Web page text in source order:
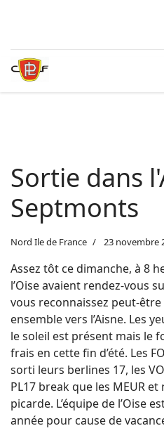
Sortie dans
Septmonts
Nord Ile de France 23 novembre
Assez tôt ce dimanche, à 8
l’Oise avaient rendez-vous
vous reconnaissez peut-
ensemble vers l’Aisne. Les
le soleil est présent mais le
frais en cette fin d’été. Les
sorti leurs berlines 17, les
PL17 break que les MEUR
picarde. L’équipe de l’Oise
année pour cause de